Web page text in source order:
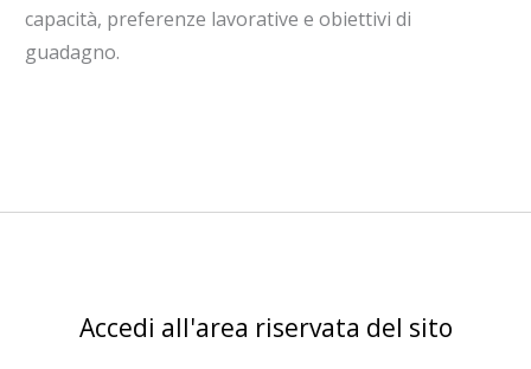
capacità, preferenze lavorative e obiettivi di
guadagno.
Accedi all'area riservata del sito